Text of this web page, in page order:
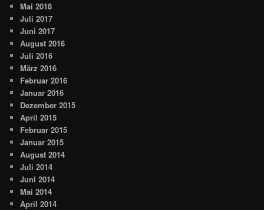
Mai 2018
Juli 2017
Juni 2017
August 2016
Juli 2016
März 2016
Februar 2016
Januar 2016
Dezember 2015
April 2015
Februar 2015
Januar 2015
August 2014
Juli 2014
Juni 2014
Mai 2014
April 2014